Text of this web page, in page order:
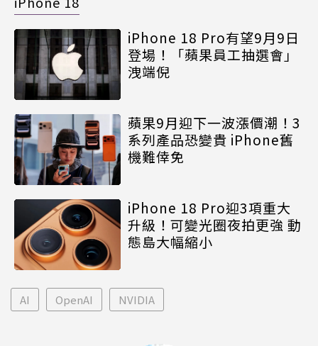
iPhone 18 Pro有望9月9日
登場！「蘋果員工抽選會」
洩端倪
蘋果9月迎下一波漲價潮！3
系列產品恐變貴 iPhone舊
機難倖免
iPhone 18 Pro迎3項重大
升級！可變光圈夜拍更強 動
態島大幅縮小
AI OpenAI NVIDIA